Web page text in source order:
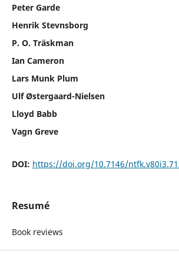
Peter Garde
Henrik Stevnsborg
P. O. Träskman
Ian Cameron
Lars Munk Plum
Ulf Østergaard-Nielsen
Lloyd Babb
Vagn Greve
DOI: https://doi.org/10.7146/
Resumé
Book reviews